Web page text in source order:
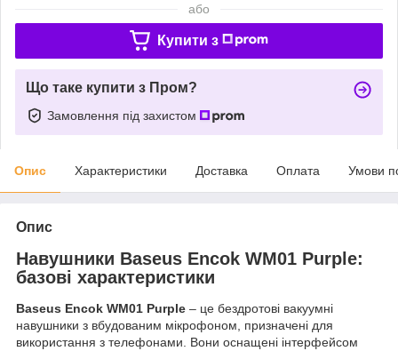
або
Купити з
Що таке купити з Пром?
Замовлення під захистом
Опис Характеристики Доставка Оплата Умови
Опис
Навушники Baseus Encok WM01 Purple:
базові характеристики
Baseus Encok WM01 Purple – це бездротові вакуумні
навушники з вбудованим мікрофоном, призначені для
використання з телефонами. Вони оснащені інтерфейсом